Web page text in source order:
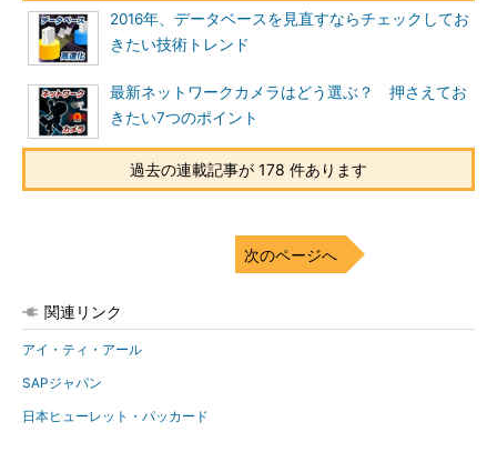
2016年、データベースを見直すならチェックしてお
きたい技術トレンド
最新ネットワークカメラはどう選ぶ？ 押さえてお
きたい7つのポイント
過去の連載記事が 178 件あります
次のページへ
関連リンク
アイ・ティ・アール
SAPジャパン
日本ヒューレット・パッカード